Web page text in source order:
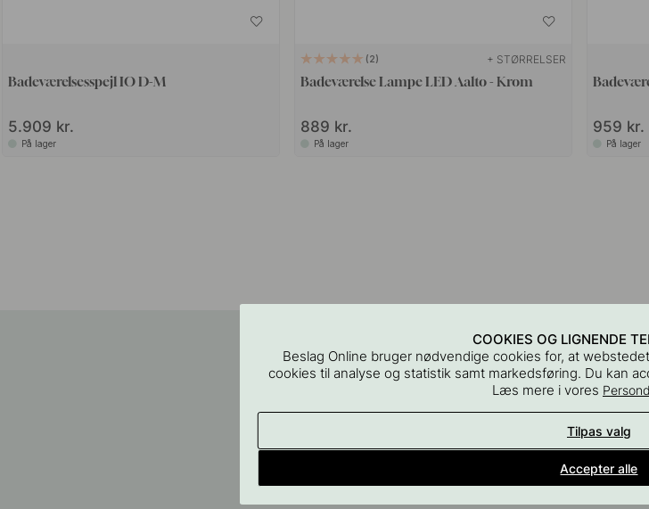
Badeværelsesspejl IO D-M
5.909 kr.
På lager
2 + STØRRELSER
Badeværelse Lampe LED Aalto - Krom
889 kr.
På lager
959 kr.
På lager
Indretningsdetaljer for
En del af Beslag
COOKIES OG LIGNENDE
Beslag Online bruger nødvendige cookies for, at
cookies til analyse og statistik samt markedsføring. Du kan
Læs mere i vores
Tilpas valg
Accepter alle